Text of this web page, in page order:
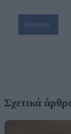
Facebook
Σχετικά